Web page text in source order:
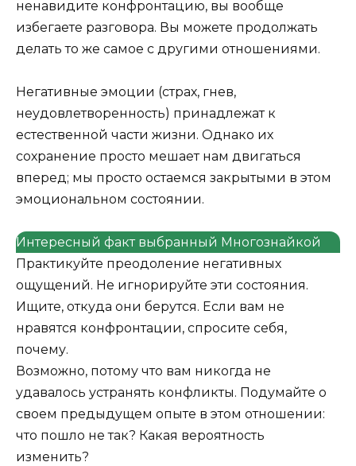
ненавидите конфронтацию, вы вообще
избегаете разговора. Вы можете продолжать
делать то же самое с другими отношениями.
Негативные эмоции (страх, гнев,
неудовлетворенность) принадлежат к
естественной части жизни. Однако их
сохранение просто мешает нам двигаться
вперед; мы просто остаемся закрытыми в этом
эмоциональном состоянии.
Интересный факт выбранный Многознайкой
Практикуйте преодоление негативных
ощущений. Не игнорируйте эти состояния.
Ищите, откуда они берутся. Если вам не
нравятся конфронтации, спросите себя,
почему.
Возможно, потому что вам никогда не
удавалось устранять конфликты. Подумайте о
своем предыдущем опыте в этом отношении:
что пошло не так? Какая вероятность
изменить?